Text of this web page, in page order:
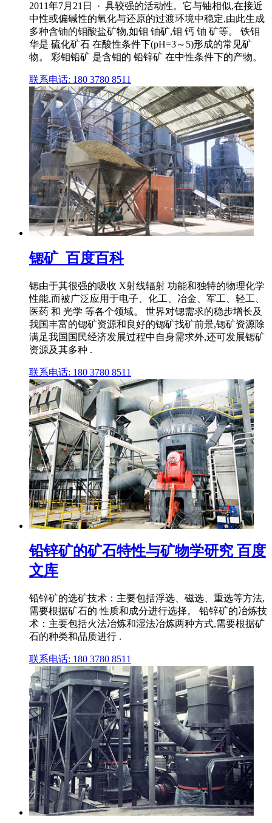
2011年7月21日 · 具较强的活动性。它与铀相似,在接近
中性或偏碱性的氧化与还原的过渡环境中稳定,由此生成
多种含铀的钼酸盐矿物,如钼 铀矿,钼 钙 铀 矿等。 铁钼
华是 硫化矿石 在酸性条件下(pH=3～5)形成的常见矿
物。 彩钼铅矿 是含钼的 铅锌矿 在中性条件下的产物。
联系电话: 180 3780 8511
锶矿_百度百科
锶由于其很强的吸收 X射线辐射 功能和独特的物理化学
性能,而被广泛应用于电子、化工、冶金、军工、轻工、
医药 和 光学 等各个领域。 世界对锶需求的稳步增长及
我国丰富的锶矿资源和良好的锶矿找矿前景,锶矿资源除
满足我国国民经济发展过程中自身需求外,还可发展锶矿
资源及其多种 .
联系电话: 180 3780 8511
铅锌矿的矿石特性与矿物学研究 百度
文库
铅锌矿的选矿技术：主要包括浮选、磁选、重选等方法,
需要根据矿石的 性质和成分进行选择。 铅锌矿的冶炼技
术：主要包括火法冶炼和湿法冶炼两种方式,需要根据矿
石的种类和品质进行 .
联系电话: 180 3780 8511